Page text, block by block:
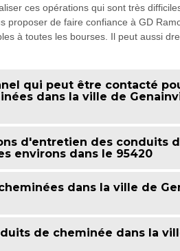
ces opérations qui sont très
proposer de faire confiance à GD
à toutes les bourses. Il peut aussi
qui peut être contacté
dans la ville de
d'entretien des conduits
environs dans le 95420
dans la ville de
de cheminée dans la